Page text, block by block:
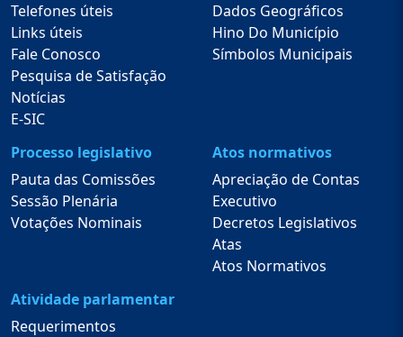
Telefones úteis
Links úteis
Fale Conosco
Pesquisa de Satisfação
Notícias
E-SIC
Dados Geográficos
Hino Do Município
Símbolos Municipais
Processo legislativo
Pauta das Comissões
Sessão Plenária
Votações Nominais
Atos normativos
Apreciação de Contas
Executivo
Decretos Legislativos
Atas
Atos Normativos
Atividade parlamentar
Requerimentos